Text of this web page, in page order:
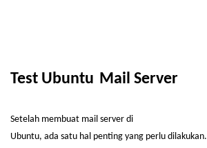
Test Ubuntu Mail Server
Setelah membuat mail server di
Ubuntu, ada satu hal penting yang perlu dilakukan.